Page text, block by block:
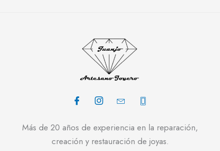
Más de 20 años de experiencia en la reparación,
creación y restauración de joyas.